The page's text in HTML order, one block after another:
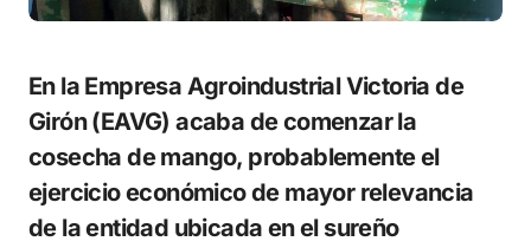
En la Empresa Agroindustrial Victoria de
Girón (EAVG) acaba de comenzar la
cosecha de mango, probablemente el
ejercicio económico de mayor relevancia
de la entidad ubicada en el sureño